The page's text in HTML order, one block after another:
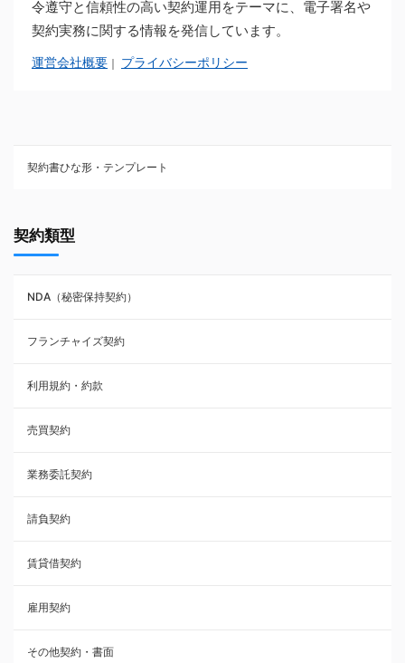
令遵守と信頼性の高い契約運用をテーマに、電子署名や
契約実務に関する情報を発信しています。
運営会社概要 ｜ プライバシーポリシー
契約書ひな形・テンプレート
NDA（秘密保持契約）
業務委託契約
利用規約・約款
覚書・合意書・同意書
承諾書
雇用契約
その他契約・書面
売買契約
株主総会議事録・関連書類
請負契約
契約類型
NDA（秘密保持契約）
フランチャイズ契約
利用規約・約款
売買契約
業務委託契約
請負契約
賃貸借契約
雇用契約
その他契約・書面